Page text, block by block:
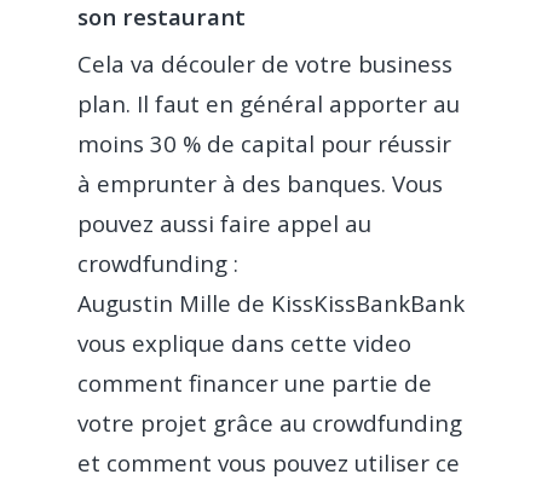
son restaurant
Cela va découler de votre business
plan. Il faut en général apporter au
moins 30 % de capital pour réussir
à emprunter à des banques. Vous
pouvez aussi faire appel au
crowdfunding :
Augustin Mille de KissKissBankBank
vous explique dans cette video
comment financer une partie de
votre projet grâce au crowdfunding
et comment vous pouvez utiliser ce